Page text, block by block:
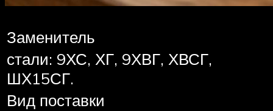
Заменитель
стали: 9ХС, ХГ, 9ХВГ, ХВСГ,
ШХ15СГ.
Вид поставки